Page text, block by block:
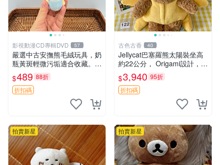
影視動漫CD專輯DVD 57
嚴選中古安撫熊毛絨玩具，奶
瓶黃斑輕微污垢適合收藏。默
認兩日發貨，全國快遞隨機派
送。 成色如圖可放心購買，
輕微瑕疵和臟污不影響使用。
安撫熊 中古玩偶 毛
$489 88折
折扣碼
古色古香 40
Jellycat巴塞羅熊太陽裝坐高
約22公分， Origami設計，來
自越南。嚴選 Recommendat
ion！巴塞羅、 Origami熊、J
elly
$3,940 95折
折扣碼
拍賣新星 拍賣新星